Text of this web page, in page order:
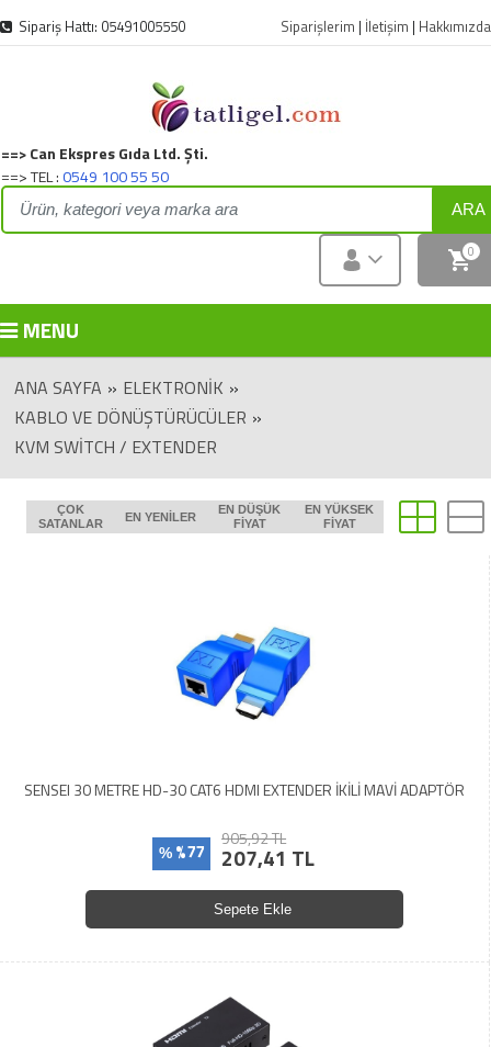
Sipariş Hattı: 05491005550 Siparişlerim | İletişim | Hakkımızda
Can Ekspres Gıda Ltd. Şti.
TEL :0549 100 55 50
ARA
0
MENU
ANA SAYFA » ELEKTRONIK »
KABLO VE DÖNÜŞTÜRÜCÜLER »
KVM SWITCH / EXTENDER
ÇOK
SATANLAR
EN YENILER
EN DÜŞÜK
FIYAT
EN YÜKSEK
FIYAT
SENSEI 30 METRE HD-30 CAT6 HDMI EXTENDER İKİLİ MAVİ ADAPTÖR
% %77
905,92 TL
207,41 TL
Sepete Ekle